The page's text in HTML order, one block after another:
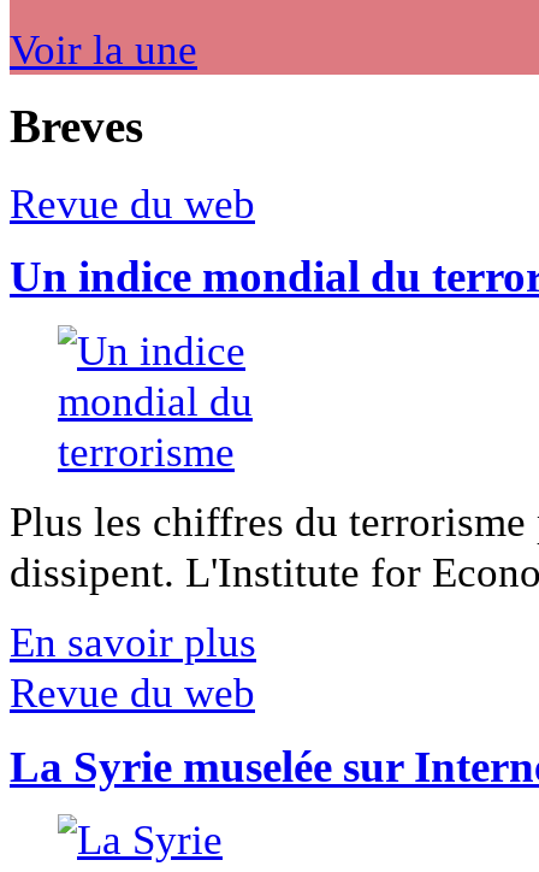
Voir la une
Breves
Revue du web
Un indice mondial du
Plus les chiffres du
dissipent. L'Institute for
En savoir plus
Revue du web
La Syrie muselée sur